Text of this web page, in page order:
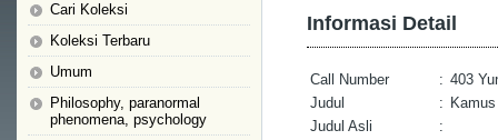
Cari Koleksi
Koleksi Terbaru
Umum
Philosophy, paranormal
phenomena, psychology
Informasi Detail
Call Number : 403
Judul
:
Judul Asli
: